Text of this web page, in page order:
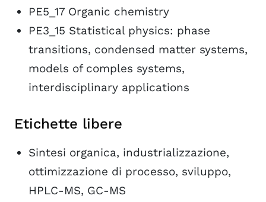
PE5_17 Organic chemistry
PE3_15 Statistical physics: phase
transitions, condensed matter systems,
models of comples systems,
interdisciplinary applications
Etichette libere
Sintesi organica, industrializzazione,
ottimizzazione di processo, sviluppo,
HPLC-MS, GC-MS